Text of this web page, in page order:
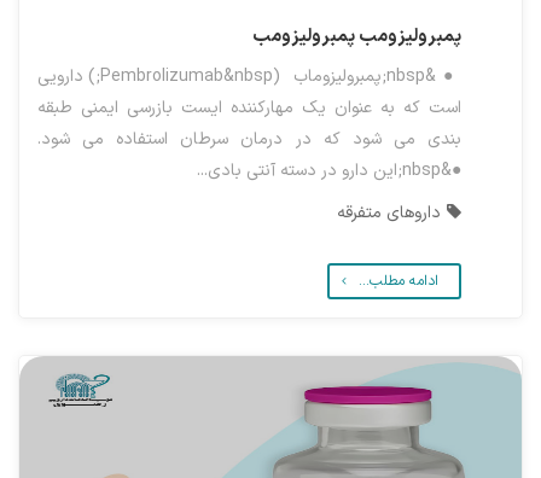
پمبرولیزومبپمبرولیزومب
●&nbsp;پمبرولیزوماب (Pembrolizumab&nbsp;) دارویی
است که به عنوان یک مهارکننده ایست بازرسی ایمنی طبقه
بندی می شود که در درمان سرطان استفاده می شود.
●&nbsp;این دارو در دسته آنتی بادی...
داروهای متفرقه
ادامه مطلب...